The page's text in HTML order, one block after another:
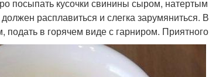
посыпать кусочки свинины сыром, натертым
расплавиться и слегка зарумяниться.
в горячем виде с гарниром. Приятного